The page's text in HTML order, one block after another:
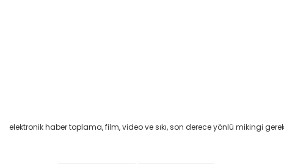
elektronik haber toplama, film, video ve sıkı, son derece yönlü mikingi